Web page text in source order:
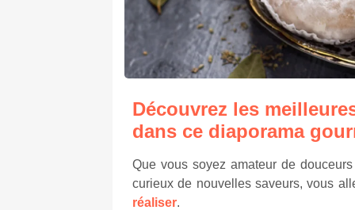
Découvrez les
dans ce diaporama
Que vous soyez amateur de
curieux de nouvelles saveurs, vous
réaliser.